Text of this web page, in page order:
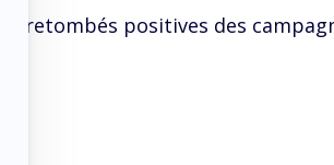
retombés positives des